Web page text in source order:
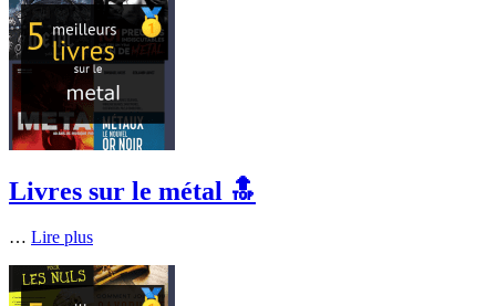
Livres sur le métal 🔝
… Lire plus